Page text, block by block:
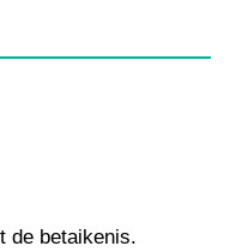
de betaikenis.